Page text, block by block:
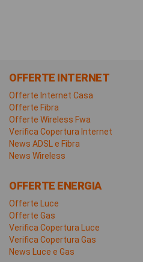
OFFERTE INTERNET
Offerte Internet Casa
Offerte Fibra
Offerte Wireless Fwa
Verifica Copertura Internet
News ADSL e Fibra
News Wireless
OFFERTE ENERGIA
Offerte Luce
Offerte Gas
Verifica Copertura Luce
Verifica Copertura Gas
News Luce e Gas